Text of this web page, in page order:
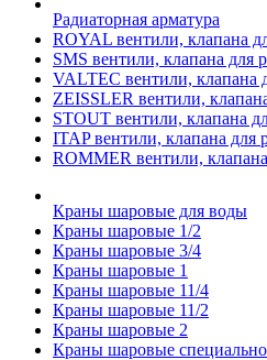
Радиаторная арматура
ROYAL вентили, клапана
SMS вентили, клапана для
VALTEC вентили, клапана
ZEISSLER вентили,
STOUT вентили, клапана
ITAP вентили, клапана для
ROMMER вентили,
Краны шаровые для воды
Краны шаровые 1/2
Краны шаровые 3/4
Краны шаровые 1
Краны шаровые 11/4
Краны шаровые 11/2
Краны шаровые 2
Краны шаровые